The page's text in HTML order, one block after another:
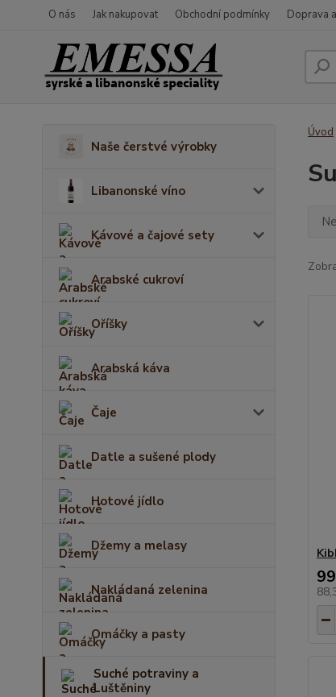
O nás Jak nakupovat Obchodní podmínky Doprava
Naše čerstvé výrobky
Libanonské víno
Kávové a čajové sety
Arabské cukroví
Oříšky
Arabská káva
Čaje
Datle a sušené plody
Hotové jídlo
Džemy a melasy
Nakládaná zelenina
Omáčky a pasty
Suché potraviny a
Luštěniny
Úvod